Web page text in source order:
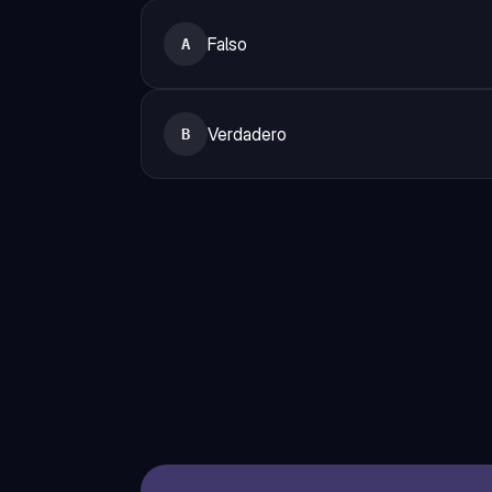
A Falso
B Verdadero